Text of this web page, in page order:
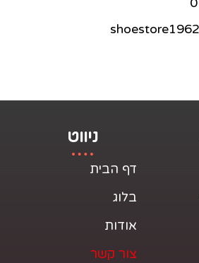
ניווט
דף הבית
בלוג
אודות
צור קשר